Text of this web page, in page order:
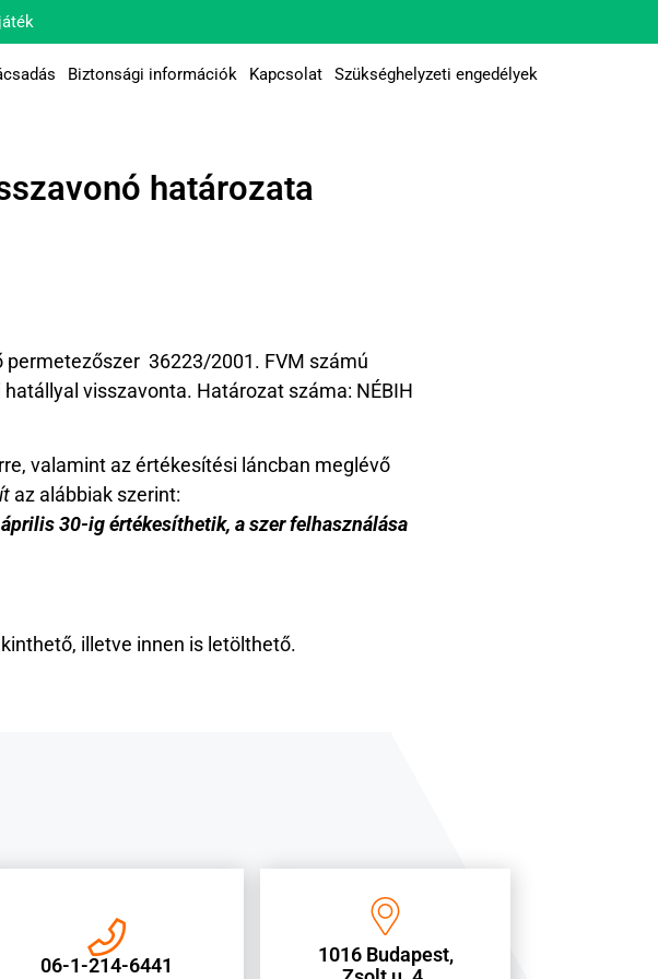
Biztonsági információk Kapcsolat Szükséghelyzeti engedélyek
határozata
36223/2001. FVM számú
visszavonta. Határozat száma: NÉBIH
valamint az értékesítési láncban meglévő
az alábbiak szerint:
30-ig értékesíthetik, a szer felhasználása
illetve innen is letölthető.
06-1-214-6441
1016 Budapest,